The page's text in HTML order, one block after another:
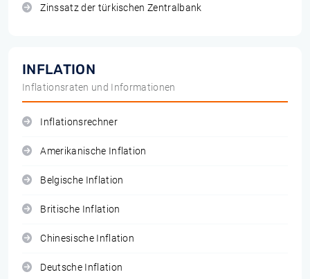
Zinssatz der türkischen Zentralbank
INFLATION
Inflationsraten und Informationen
Inflationsrechner
Amerikanische Inflation
Belgische Inflation
Britische Inflation
Chinesische Inflation
Deutsche Inflation